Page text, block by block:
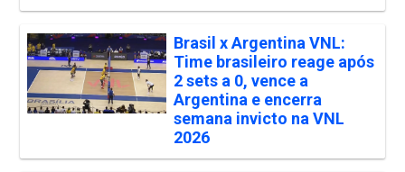
Brasil x Argentina VNL:
Time brasileiro reage após
2 sets a 0, vence a
Argentina e encerra
semana invicto na VNL
2026